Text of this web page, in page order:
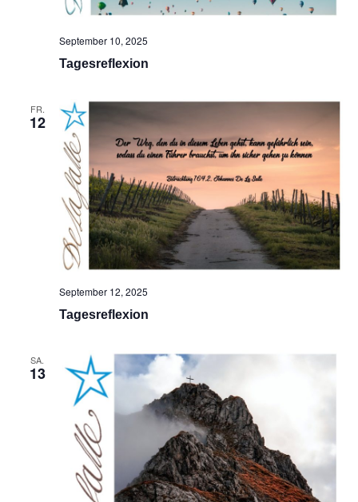
Tagesreflexion
September 10, 2025
FR.
12
Tagesreflexion
September 12, 2025
SA.
13